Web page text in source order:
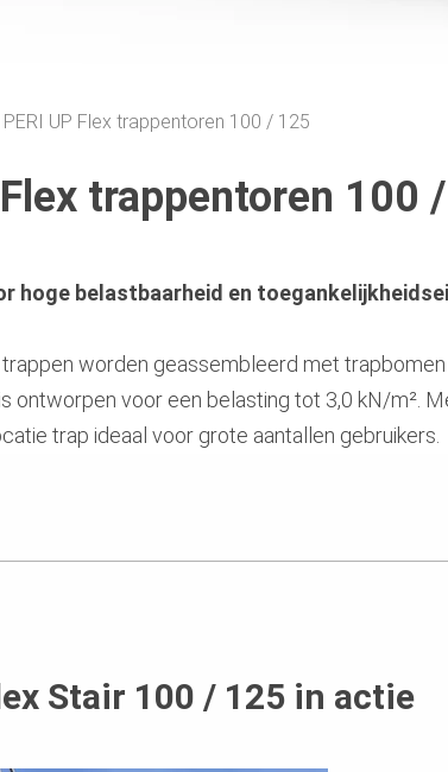
PERI UP Flex trappentoren 100 / 125
Flex trappentoren 100
hoge belastbaarheid en
trappen worden geassembleerd met
ontworpen voor een belasting tot 3,0 kN/m².
trap ideaal voor grote aantallen gebruikers.
Stair 100 / 125 in actie